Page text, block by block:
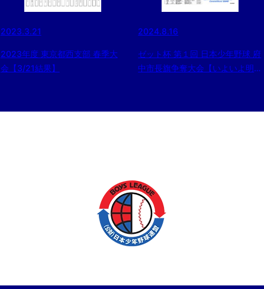
2023.3.21
2023年度 東京都西支部 春季大
会【3/21結果】
2024.8.16
ゼット杯 第１回 日本少年野球 府
中市長旗争奪大会【いよいよ明後